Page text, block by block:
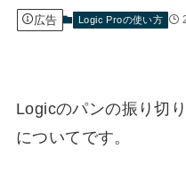
広告 Logic Proの使い方
Logicのパンの振り切
についてです。